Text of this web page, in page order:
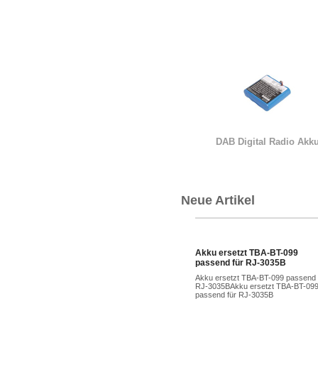
DAB Digital Radio
Neue Artikel
Akku ersetzt TBA-BT-099
passend für RJ-3035B
Akku ersetzt TBA-BT-099 passend
RJ-3035BAkku ersetzt TBA-BT-099
passend für RJ-3035B